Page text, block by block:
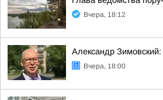
Вчера, 18:12
Александр
Вчера, 18:00